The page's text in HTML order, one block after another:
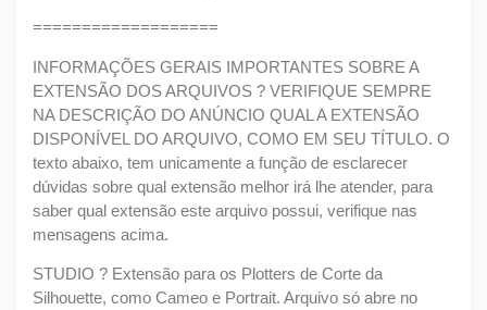
===================
INFORMAÇÕES GERAIS IMPORTANTES SOBRE A
EXTENSÃO DOS ARQUIVOS ? VERIFIQUE SEMPRE
NA DESCRIÇÃO DO ANÚNCIO QUAL A EXTENSÃO
DISPONÍVEL DO ARQUIVO, COMO EM SEU TÍTULO. O
texto abaixo, tem unicamente a função de esclarecer
dúvidas sobre qual extensão melhor irá lhe atender, para
saber qual extensão este arquivo possui, verifique nas
mensagens acima.
STUDIO ? Extensão para os Plotters de Corte da
Silhouette, como Cameo e Portrait. Arquivo só abre no